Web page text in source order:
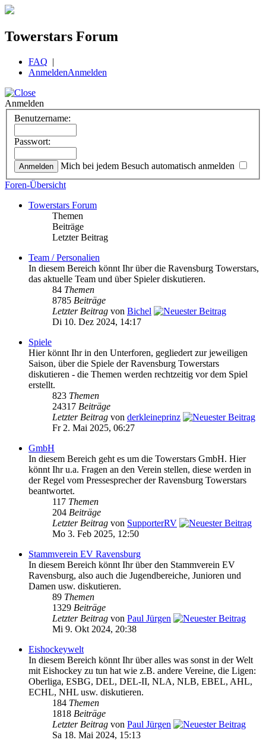
Towerstars Forum
FAQ |
AnmeldenAnmelden
Anmelden
Benutzername:
Passwort:
Mich bei jedem Besuch automatisch anmelden
Foren-Übersicht
Towerstars Forum
Themen
Beiträge
Letzter Beitrag
Team / Personalien
In diesem Bereich könnt Ihr über die Ravensburg Towerstars,
das aktuelle Team und über Spieler diskutieren.
84 Themen
8785 Beiträge
Letzter Beitrag von Bichel
Di 10. Dez 2024, 14:17
Spiele
Hier könnt Ihr in den Unterforen, gegliedert zur jeweiligen
Saison, über die Spiele der Ravensburg Towerstars
diskutieren - die Themen werden rechtzeitig vor dem Spiel
erstellt.
823 Themen
24317 Beiträge
Letzter Beitrag von derkleineprinz
Fr 2. Mai 2025, 06:27
GmbH
In diesem Bereich geht es um die Towerstars GmbH. Hier
könnt Ihr u.a. Fragen an den Verein stellen, diese werden in
der Regel vom Pressesprecher der Ravensburg Towerstars
beantwortet.
117 Themen
204 Beiträge
Letzter Beitrag von SupporterRV
Mo 3. Feb 2025, 12:50
Stammverein EV Ravensburg
In diesem Bereich könnt Ihr über den Stammverein EV
Ravensburg, also auch die Jugendbereiche, Junioren und
Damen usw. diskutieren.
89 Themen
1329 Beiträge
Letzter Beitrag von Paul Jürgen
Mi 9. Okt 2024, 20:38
Eishockeywelt
In diesem Bereich könnt Ihr über alles was sonst in der Welt
mit Eishockey zu tun hat wie z.B. andere Vereine, die Ligen:
Oberliga, ESBG, DEL, DEL-II, NLA, NLB, EBEL, AHL,
ECHL, NHL usw. diskutieren.
184 Themen
1818 Beiträge
Letzter Beitrag von Paul Jürgen
Sa 18. Mai 2024, 15:13